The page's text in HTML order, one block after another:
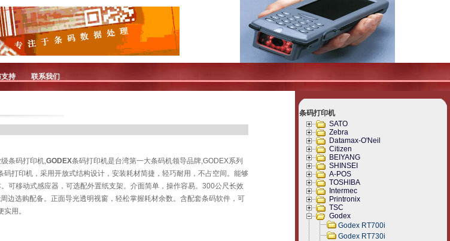
支持 联系我们
条码打印机
SATO
Zebra
Datamax-O'Neil
Citizen
BEIYANG
SHINSEI
A-POS
TOSHIBA
Intermec
Printronix
TSC
Godex
Godex RT700i
Godex RT730i
条码打印机,GODEX条码打印机是台湾第一大条码机领导品牌,GODEX系列
码打印机，采用开放式结构设计，安装耗材简捷，轻巧耐用，不占空间。能够
可移动式感应器，可选配外置纸支架。介面简单，操作容易。300公尺长效
边选购配备。正面导光透明视窗，轻松掌握耗材余数。含配套条码软件，可
用。